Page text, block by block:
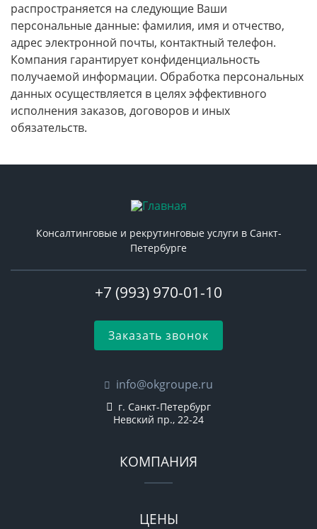
распространяется на следующие Ваши
персональные данные: фамилия, имя и отчество,
адрес электронной почты, контактный телефон.
Компания гарантирует конфиденциальность
получаемой информации. Обработка персональных
данных осуществляется в целях эффективного
исполнения заказов, договоров и иных
обязательств.
Консалтинговые и рекрутинговые услуги в Санкт-
Петербурге
+7 (993) 970-01-10
Заказать звонок
info@okgroupe.ru
г. Санкт-Петербург
Невский пр., 22-24
КОМПАНИЯ
ЦЕНЫ